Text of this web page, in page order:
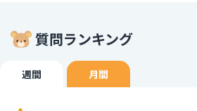
質問ランキング
週間 月間